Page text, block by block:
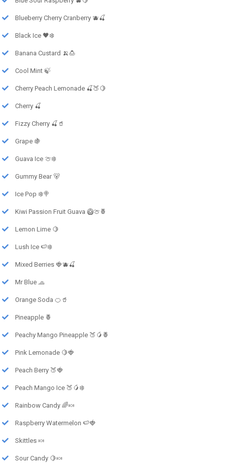
Blueberry Cherry Cranberry 🫐🍒
Black Ice 🖤❄️
Banana Custard 🍌🍮
Cool Mint 🍃
Cherry Peach Lemonade 🍒🍑🍋
Cherry 🍒
Fizzy Cherry 🍒🥤
Grape 🍇
Guava Ice 🍈❄️
Gummy Bear 🐻
Ice Pop ❄️🍭
Kiwi Passion Fruit Guava 🥝🍈🍍
Lemon Lime 🍋
Lush Ice 🍉❄️
Mixed Berries 🍓🫐🍒
Mr Blue 🧢
Orange Soda 🍊🥤
Pineapple 🍍
Peachy Mango Pineapple 🍑🥭🍍
Pink Lemonade 🍋🍓
Peach Berry 🍑🍓
Peach Mango Ice 🍑🥭❄️
Rainbow Candy 🌈🍬
Raspberry Watermelon 🍉🍓
Skittles 🍬
Sour Candy 🍋🍬